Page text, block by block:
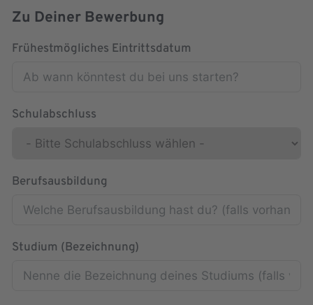
Zu Deiner Bewerbung
Frühestmögliches Eintrittsdatum
Schulabschluss
Berufsausbildung
Studium (Bezeichnung)